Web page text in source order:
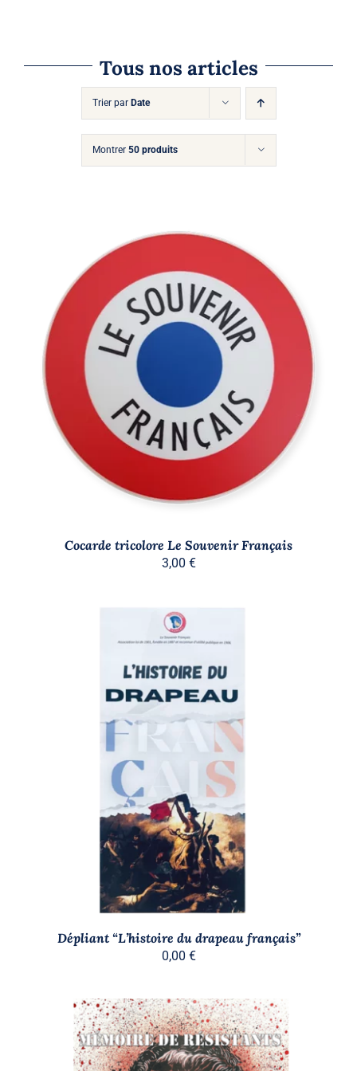
Tous nos articles
Trier par Date
Montrer 50 produits
AJOUTER AU PANIER
DÉTAILS
Cocarde tricolore Le Souvenir Français
3,00 €
Dépliant “L’histoire du drapeau français”
0,00 €